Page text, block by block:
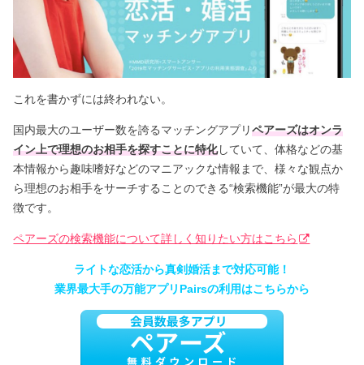
これを書かずには終われない。
国内最大のユーザー数を誇るマッチングアプリペアーズはオンラ
イン上で理想のお相手を探すことに特化していて、体格などの基
本情報から趣味嗜好などのマニアックな情報まで、様々な観点か
ら理想のお相手をサーチすることのできる“検索機能”が最大の特
徴です。
ペアーズの検索機能について詳しく知りたい方はこちら
ライトな恋活から真剣婚活まで対応可能！
業界最大手の万能アプリPairsの利用はこちらから